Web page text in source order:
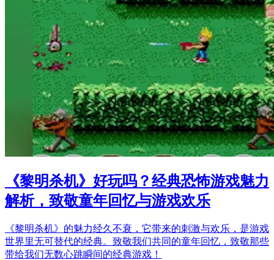
《黎明杀机》好玩吗？经典恐怖游戏魅力
解析，致敬童年回忆与游戏欢乐
《黎明杀机》的魅力经久不衰，它带来的刺激与欢乐，是游戏
世界里无可替代的经典。致敬我们共同的童年回忆，致敬那些
带给我们无数心跳瞬间的经典游戏！